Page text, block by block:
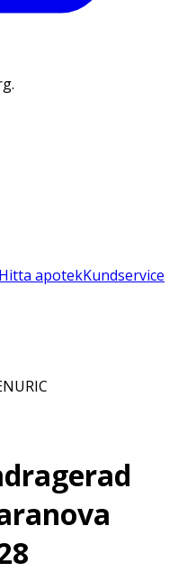
Hitta apotekKundservice